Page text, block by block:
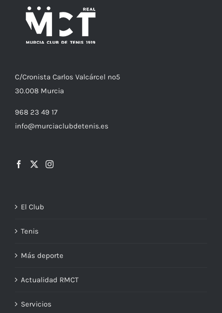
C/Cronista Carlos Valcárcel nº5
30.008 Murcia
968 23 49 17
info@murciaclubdetenis.es
El Club
Tenis
Más deporte
Actualidad RMCT
Servicios